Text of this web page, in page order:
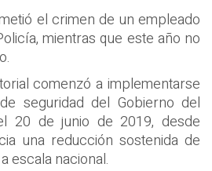
el crimen de un empleado
mientras que este año no
comenzó a implementarse
seguridad del Gobierno del
20 de junio de 2019, desde
una reducción sostenida de
escala nacional.